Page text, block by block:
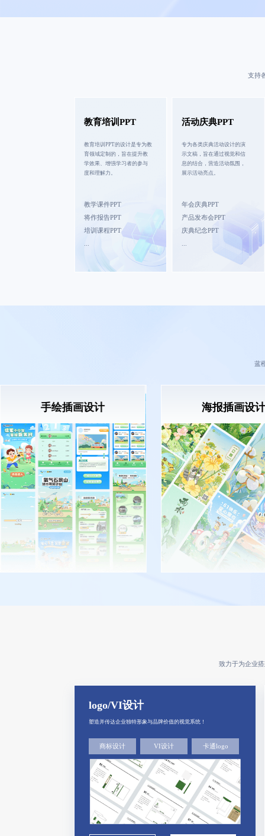
支持
教育培训PPT
教育培训PPT的设计是专为教
育领域定制的，旨在提升教
学效果、增强学习者的参与
度和理解力。
教学课件PPT
将作报告PPT
培训课程PPT
活动庆典PPT
专为各类庆典活动设计的演
示文稿，旨在通过视觉和信
息的结合，营造活动氛围，
展示活动亮点。
年会庆典PPT
产品发布会PPT
庆典纪念PPT
蓝
手绘插画设计 海报插画设计
致力于为企业
logo/VI设计
塑造并传达企业独特形象与品牌价值的视觉系统！
商标设计 VI设计 卡通logo